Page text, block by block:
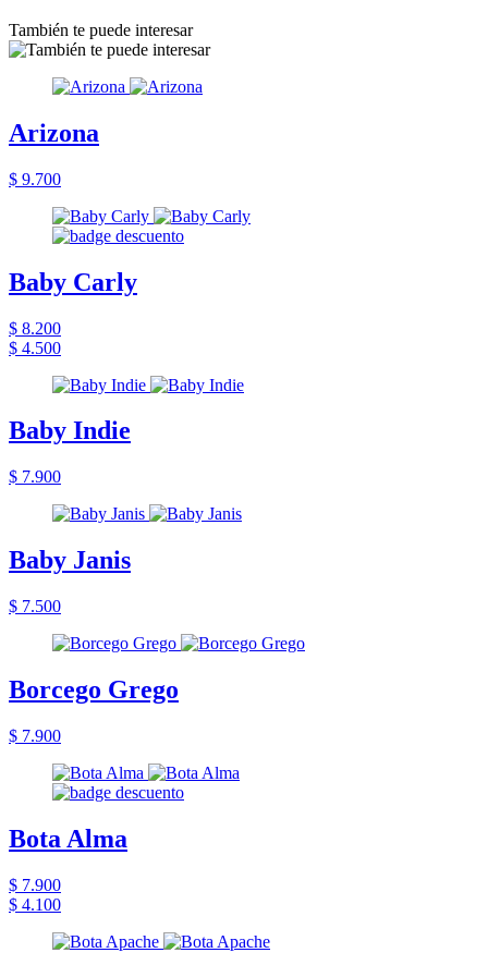
También te puede interesar
Arizona
$ 9.700
Baby Carly
$ 8.200
$ 4.500
Baby Indie
$ 7.900
Baby Janis
$ 7.500
Borcego Grego
$ 7.900
Bota Alma
$ 7.900
$ 4.100